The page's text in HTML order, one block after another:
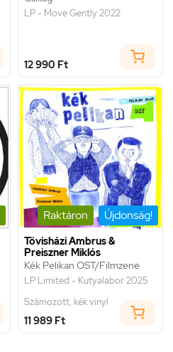
LP - Move Gently 2022
12 990 Ft
Raktáron Újdonság!
Tövisházi Ambrus &
Preiszner Miklós
Kék Pelikan OST/Filmzene
LP Limited - Kutyalabor 2025
Számozott, kék vinyl
11 989 Ft